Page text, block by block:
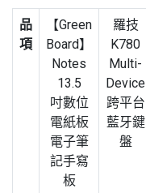
品
項
【Green
Board】
Notes
13.5
吋數位
電紙板
電子筆
記手寫
板
羅技
K780
Multi-
Device
跨平台
藍牙鍵
盤